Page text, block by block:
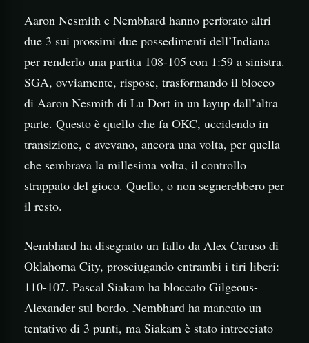
Aaron Nesmith e Nembhard hanno perforato altri
due 3 sui prossimi due possedimenti dell’Indiana
per renderlo una partita 108-105 con 1:59 a sinistra.
SGA, ovviamente, rispose, trasformando il blocco
di Aaron Nesmith di Lu Dort in un layup dall’altra
parte. Questo è quello che fa OKC, uccidendo in
transizione, e avevano, ancora una volta, per quella
che sembrava la millesima volta, il controllo
strappato del gioco. Quello, o non segnerebbero per
il resto.
Nembhard ha disegnato un fallo da Alex Caruso di
Oklahoma City, prosciugando entrambi i tiri liberi:
110-107. Pascal Siakam ha bloccato Gilgeous-
Alexander sul bordo. Nembhard ha mancato un
tentativo di 3 punti, ma Siakam è stato intrecciato